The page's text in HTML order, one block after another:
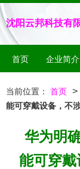
沈阳云邦科技有
首页 企业简介
当前位置： 首页 >
能可穿戴设备，不
华为明
能可穿